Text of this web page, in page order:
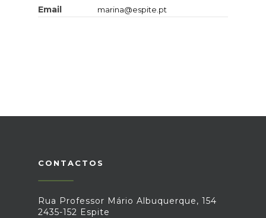
Email marina@espite.pt
CONTACTOS
Rua Professor Mário Albuquerque, 154
2435-152 Espite